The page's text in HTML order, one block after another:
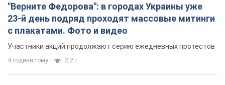
"Верните Федорова": в городах Украины уже
23-й день подряд проходят массовые митинги
с плакатами. Фото и видео
Участники акций продолжают серию ежедневных протестов
4 години тому 2,2 т.